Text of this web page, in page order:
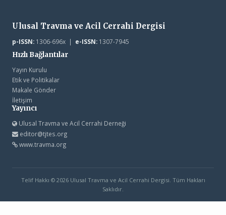
Ulusal Travma ve Acil Cerrahi Dergisi
p-ISSN:1306-696x | e-ISSN:1307-7945
Hızlı Bağlantılar
Yayın Kurulu
Etik ve Politikalar
Makale Gönder
İletişim
Yayıncı
Ulusal Travma ve Acil Cerrahi Derneği
editor@tjtes.org
www.travma.org
Telif Hakkı © 2026 Ulusal Travma ve Acil Cerrahi Dergisi. Tüm Hakları
Saklıdır.